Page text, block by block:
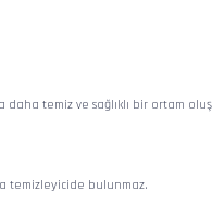
daha temiz ve sağlıklı bir ortam
temizleyicide bulunmaz.